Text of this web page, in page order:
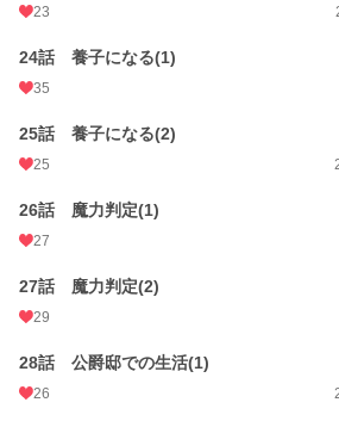
23
24話 養子になる(1)
35
25話 養子になる(2)
25
26話 魔力判定(1)
27
27話 魔力判定(2)
29
28話 公爵邸での生活(1)
26